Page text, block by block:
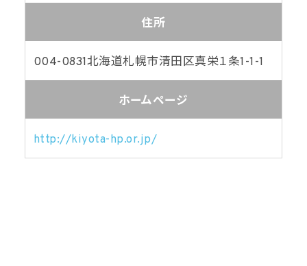
住所
004-0831北海道札幌市清田区真栄１条1-1-1
ホームページ
http://kiyota-hp.or.jp/